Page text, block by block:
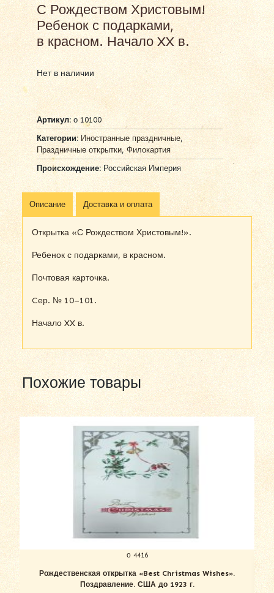
С Рождеством Христовым!
Ребенок с подарками,
в красном. Начало XX в.
Нет в наличии
Артикул:о 10100
Категории: Иностранные праздничные,
Праздничные открытки,Филокартия
Происхождение:Российская Империя
Описание Доставка и оплата
Открытка «С Рождеством Христовым!».
Ребенок с подарками, в красном.
Почтовая карточка.
Cер. № 10–101.
Начало XX в.
Похожие товары
о 4416
Рождественская открытка «Best Christmas Wishes».
Поздравление. США до 1923 г.